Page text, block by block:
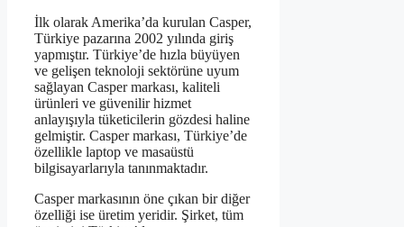
İlk olarak Amerika’da kurulan Casper,
Türkiye pazarına 2002 yılında giriş
yapmıştır. Türkiye’de hızla büyüyen
ve gelişen teknoloji sektörüne uyum
sağlayan Casper markası, kaliteli
ürünleri ve güvenilir hizmet
anlayışıyla tüketicilerin gözdesi haline
gelmiştir. Casper markası, Türkiye’de
özellikle laptop ve masaüstü
bilgisayarlarıyla tanınmaktadır.
Casper markasının öne çıkan bir diğer
özelliği ise üretim yeridir. Şirket, tüm